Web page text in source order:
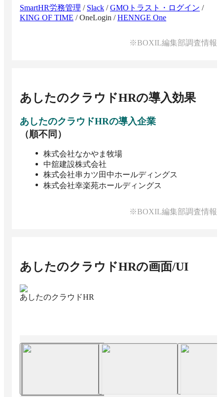
SmartHR労務管理 / Slack /GMOトラスト・ログイン /
KING OF TIME /OneLogin /HENNGE One
※BOXIL編集部調査情報
あしたのクラウドHRの導入効果
あしたのクラウドHRの導入企業
（順不同）
株式会社なかやま牧場
中舘建設株式会社
株式会社串カツ田中ホールディングス
株式会社幸楽苑ホールディングス
※BOXIL編集部調査情報
あしたのクラウドHRの画面/UI
あしたのクラウドHR